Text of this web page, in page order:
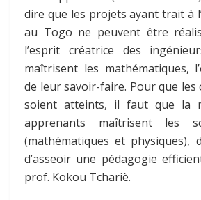
dire que les projets ayant trait à
au Togo ne peuvent être
l’esprit créatrice des
maîtrisent les mathématiques,
de leur savoir-faire. Pour que les
soient atteints, il faut que la
apprenants maîtrisent les
(mathématiques et physiques),
d’asseoir une pédagogie
prof. Kokou Tchariè.